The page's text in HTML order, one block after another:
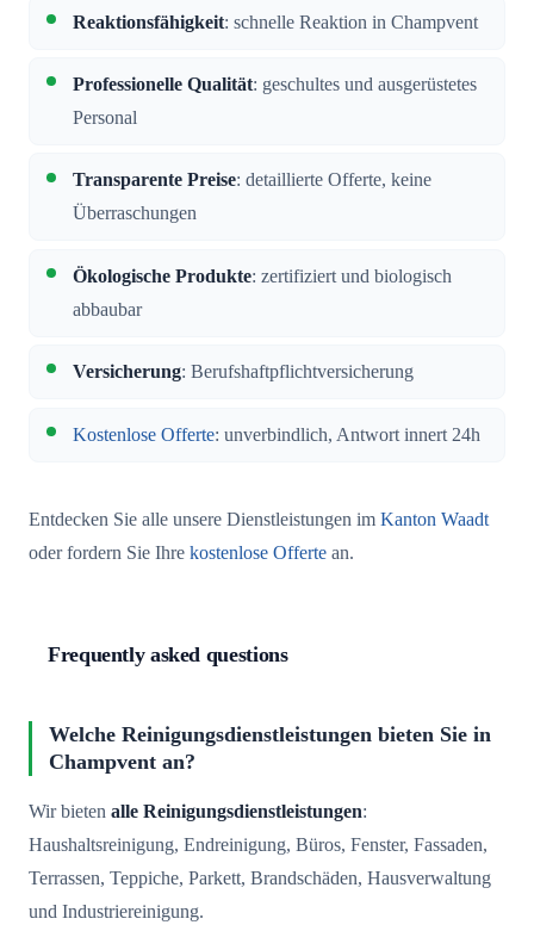
Reaktionsfähigkeit: schnelle Reaktion in Champvent
Professionelle Qualität: geschultes und ausgerüstetes
Personal
Transparente Preise: detaillierte Offerte, keine
Überraschungen
Ökologische Produkte: zertifiziert und biologisch
abbaubar
Versicherung: Berufshaftpflichtversicherung
Kostenlose Offerte: unverbindlich, Antwort innert 24h
Entdecken Sie alle unsere Dienstleistungen im Kanton Waadt
oder fordern Sie Ihre kostenlose Offerte an.
Frequently asked questions
Welche Reinigungsdienstleistungen bieten Sie in
Champvent an?
Wir bieten alle Reinigungsdienstleistungen:
Haushaltsreinigung, Endreinigung, Büros, Fenster, Fassaden,
Terrassen, Teppiche, Parkett, Brandschäden, Hausverwaltung
und Industriereinigung.